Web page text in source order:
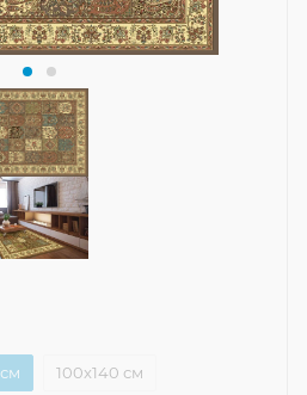
100x140 см